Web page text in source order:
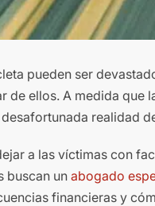
pueden ser
de ellos. A medida que
realidad
a las víctimas con
buscan un abogado
financieras y